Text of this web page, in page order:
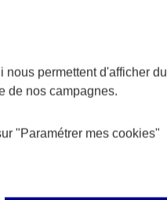
permettent d'afficher du
de nos campagnes.
"Paramétrer mes cookies"